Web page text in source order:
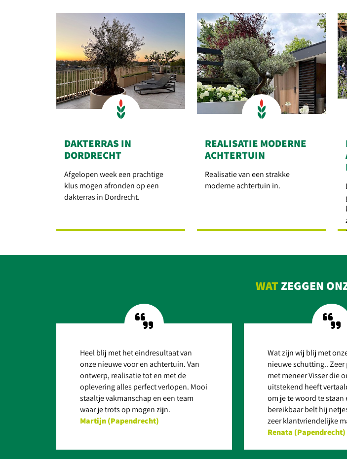
DAKTERRAS IN
DORDRECHT
Afgelopen week een prachtige
klus mogen afronden op een
dakterras in Dordrecht.
REALISATIE MODERNE
ACHTERTUIN
Realisatie van een strakke
moderne achtertuin in.
WATZEGGEN
Heel blij met het eindresultaat van
onze nieuwe voor en achtertuin. Van
ontwerp, realisatie tot en met de
oplevering alles perfect verlopen. Mooi
staaltje vakmanschap en een team
waar je trots op mogen zijn.
Martijn (Papendrecht)
Wat zijn wij blij met
nieuwe schutting..
met meneer Visser die
uitstekend heeft
om je te woord te
bereikbaar belt hij
zeer klantvriendelijke
Renata (Papendrecht)